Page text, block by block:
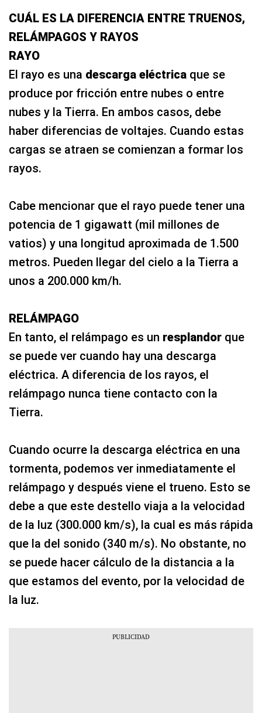
CUÁL ES LA DIFERENCIA ENTRE TRUENOS,
RELÁMPAGOS Y RAYOS
RAYO
El rayo es una descarga eléctrica que se
produce por fricción entre nubes o entre
nubes y la Tierra. En ambos casos, debe
haber diferencias de voltajes. Cuando estas
cargas se atraen se comienzan a formar los
rayos.
Cabe mencionar que el rayo puede tener una
potencia de 1 gigawatt (mil millones de
vatios) y una longitud aproximada de 1.500
metros. Pueden llegar del cielo a la Tierra a
unos a 200.000 km/h.
RELÁMPAGO
En tanto, el relámpago es un resplandor que
se puede ver cuando hay una descarga
eléctrica. A diferencia de los rayos, el
relámpago nunca tiene contacto con la
Tierra.
Cuando ocurre la descarga eléctrica en una
tormenta, podemos ver inmediatamente el
relámpago y después viene el trueno. Esto se
debe a que este destello viaja a la velocidad
de la luz (300.000 km/s), la cual es más rápida
que la del sonido (340 m/s). No obstante, no
se puede hacer cálculo de la distancia a la
que estamos del evento, por la velocidad de
la luz.